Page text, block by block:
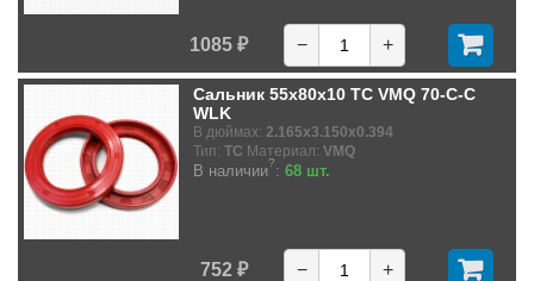
1085 ₽ − +
Сальник 55x80x10 TC VMQ 70-C-C
WLK
В дюймах: 2.165x3.150x0.394
Тип: TC Материал: VMQ
В наличии?: 68 шт.
752 ₽ − +